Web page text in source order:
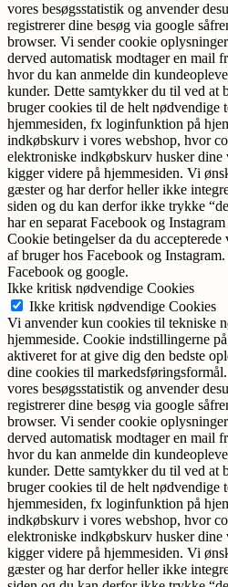
vores besøgsstatistik og anvender
registrerer dine besøg via google
browser. Vi sender cookie
derved automatisk modtager en mail
hvor du kan anmelde din
kunder. Dette samtykker du til ved at
bruger cookies til de helt nødvendige
hjemmesiden, fx loginfunktion på
indkøbskurv i vores webshop, hvor
elektroniske indkøbskurv husker dine
kigger videre på hjemmesiden. Vi
gæster og har derfor heller ikke
siden og du kan derfor ikke trykke
har en separat Facebook og
Cookie betingelser da du
af bruger hos Facebook og
Facebook og google.
Ikke kritisk nødvendige Cookies
Ikke kritisk nødvendige Cookies
Vi anvender kun cookies til tekniske
hjemmeside. Cookie indstillingerne
aktiveret for at give dig den bedste
dine cookies til
vores besøgsstatistik og anvender
registrerer dine besøg via google
browser. Vi sender cookie
derved automatisk modtager en mail
hvor du kan anmelde din
kunder. Dette samtykker du til ved at
bruger cookies til de helt nødvendige
hjemmesiden, fx loginfunktion på
indkøbskurv i vores webshop, hvor
elektroniske indkøbskurv husker dine
kigger videre på hjemmesiden. Vi
gæster og har derfor heller ikke